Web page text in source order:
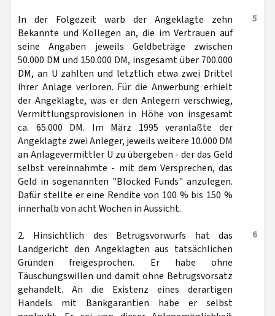
5
In der Folgezeit warb der Angeklagte zehn
Bekannte und Kollegen an, die im Vertrauen auf
seine Angaben jeweils Geldbeträge zwischen
50.000 DM und 150.000 DM, insgesamt über 700.000
DM, an U zahlten und letztlich etwa zwei Drittel
ihrer Anlage verloren. Für die Anwerbung erhielt
der Angeklagte, was er den Anlegern verschwieg,
Vermittlungsprovisionen in Höhe von insgesamt
ca. 65.000 DM. Im März 1995 veranlaßte der
Angeklagte zwei Anleger, jeweils weitere 10.000 DM
an Anlagevermittler U zu übergeben - der das Geld
selbst vereinnahmte - mit dem Versprechen, das
Geld in sogenannten "Blocked Funds" anzulegen.
Dafür stellte er eine Rendite von 100 % bis 150 %
innerhalb von acht Wochen in Aussicht.
6
2. Hinsichtlich des Betrugsvorwurfs hat das
Landgericht den Angeklagten aus tatsächlichen
Gründen freigesprochen. Er habe ohne
Täuschungswillen und damit ohne Betrugsvorsatz
gehandelt. An die Existenz eines derartigen
Handels mit Bankgarantien habe er selbst